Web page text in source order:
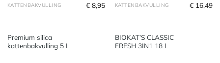
KATTENBAKVULLING
Premium silica
kattenbakvulling 5 L
€ 8,95 KATTENBAKVULLING
BIOKAT’S CLASSIC
FRESH 3IN1 18 L
€ 16,49